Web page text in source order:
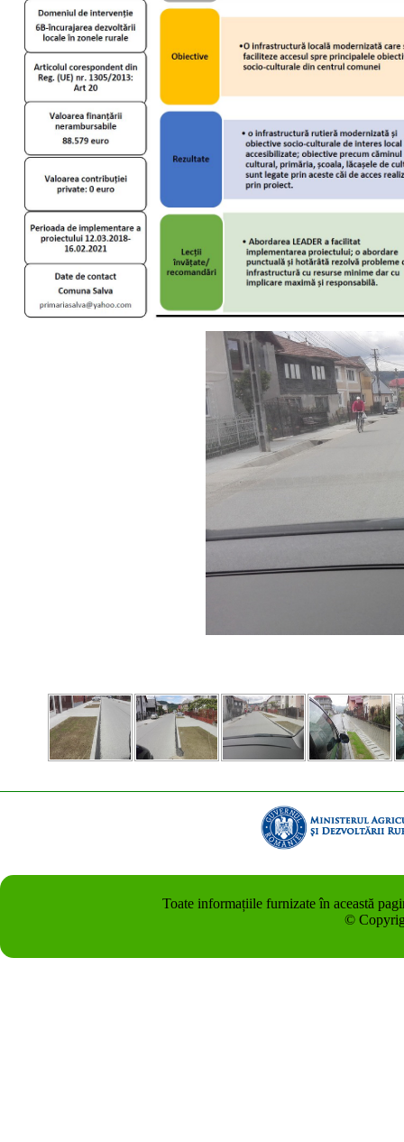
Toate informațiile furnizate în această
©